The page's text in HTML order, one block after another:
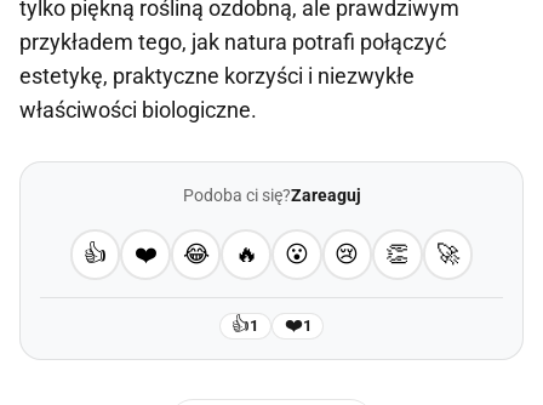
tylko piękną rośliną ozdobną, ale prawdziwym
przykładem tego, jak natura potrafi połączyć
estetykę, praktyczne korzyści i niezwykłe
właściwości biologiczne.
Podoba ci się?Zareaguj
👍 ❤️ 😂 🔥 😮 😢 👏 🚀
👍1 ❤️1